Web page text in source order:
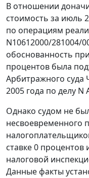
В отношении
стоимость за июль
по операциям
N10612000/281004/
обоснованность
процентов была
Арбитражного суда
2005 года по делу N
Однако судом не
несвоевременного
ставке 0
налоговой
Данные факты